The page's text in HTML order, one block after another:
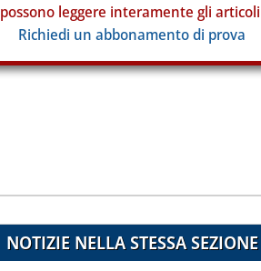
possono leggere interamente gli
Richiedi un abbonamento di prova
NOTIZIE NELLA STESSA SEZIONE